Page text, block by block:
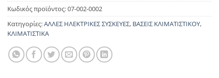
Κωδικός προϊόντος:07-002-0002
Κατηγορίες:ΑΛΛΕΣ ΗΛΕΚΤΡΙΚΕΣ ΣΥΣΚΕΥΕΣ, ΒΑΣΕΙΣ ΚΛΙΜΑΤΙΣΤΙΚΟΥ,
ΚΛΙΜΑΤΙΣΤΙΚΑ